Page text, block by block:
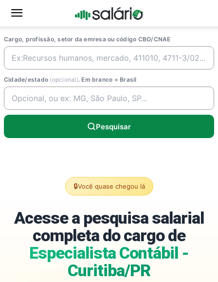
Cargo, profissão, setor da emresa ou código CBO/CNAE
Cidade/estado (opcional). Em branco = Brasil
Pesquisar
🔒Você quase chegou lá
Acesse a pesquisa salarial
completa do cargo de
Especialista Contábil -
Curitiba/PR